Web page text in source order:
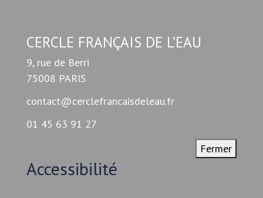
CERCLE FRANÇAIS DE L’EAU
9, rue de Berri
75008 PARIS
contact@cerclefrancaisdeleau.fr
01 45 63 91 27
Fermer
Accessibilité